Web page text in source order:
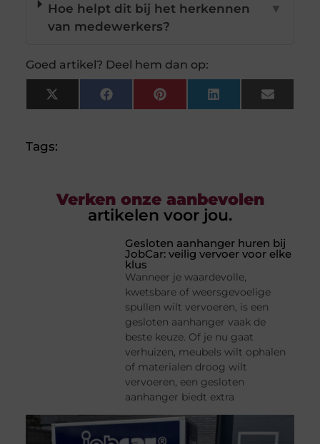
Hoe helpt dit bij het herkennen
van medewerkers?
▼
Goed artikel? Deel hem dan op:
X
(Twitter)
FacebookPinterestLinkedInEmail
Tags:
Verken onze aanbevolen
artikelen voor jou.
Gesloten aanhanger huren bij
JobCar: veilig vervoer voor elke
klus
Wanneer je waardevolle,
kwetsbare of weersgevoelige
spullen wilt vervoeren, is een
gesloten aanhanger vaak de
beste keuze. Of je nu gaat
verhuizen, meubels wilt ophalen
of materialen droog wilt
vervoeren, een gesloten
aanhanger biedt extra